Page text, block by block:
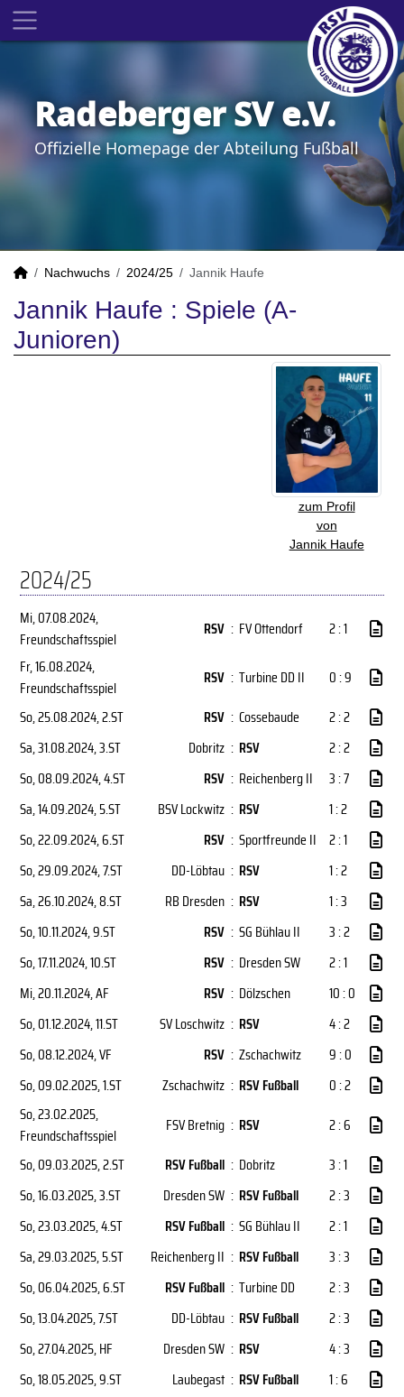
Radeberger SV e.V.
Offizielle Homepage der Abteilung Fußball
Nachwuchs 2024/25 Jannik Haufe
Jannik Haufe : Spiele (A-
Junioren)
zum Profil
von
Jannik Haufe
2024/25
Mi, 07.08.2024,
Freundschaftsspiel
RSV : FV Ottendorf
2 : 1
Fr, 16.08.2024,
Freundschaftsspiel
RSV : Turbine DD II
0 : 9
So, 25.08.2024, 2.ST RSV : Cossebaude
2 : 2
Sa, 31.08.2024, 3.ST Dobritz : RSV
2 : 2
So, 08.09.2024, 4.ST RSV : Reichenberg II
3 : 7
Sa, 14.09.2024, 5.ST BSV Lockwitz : RSV
1 : 2
So, 22.09.2024, 6.ST RSV : Sportfreunde II 2 : 1
So, 29.09.2024, 7.ST DD-Löbtau : RSV
1 : 2
Sa, 26.10.2024, 8.ST RB Dresden : RSV
1 : 3
So, 10.11.2024, 9.ST RSV : SG Bühlau II
3 : 2
So, 17.11.2024, 10.ST RSV : Dresden SW
2 : 1
Mi, 20.11.2024, AF RSV : Dölzschen
10 : 0
So, 01.12.2024, 11.ST SV Loschwitz : RSV
4 : 2
So, 08.12.2024, VF RSV : Zschachwitz
9 : 0
So, 09.02.2025, 1.ST Zschachwitz : RSV Fußball
0 : 2
So, 23.02.2025,
Freundschaftsspiel
FSV Bretnig : RSV
2 : 6
So, 09.03.2025, 2.ST RSV Fußball : Dobritz
3 : 1
So, 16.03.2025, 3.ST Dresden SW : RSV Fußball
2 : 3
So, 23.03.2025, 4.ST RSV Fußball : SG Bühlau II
2 : 1
Sa, 29.03.2025, 5.ST Reichenberg II : RSV Fußball
3 : 3
So, 06.04.2025, 6.ST RSV Fußball : Turbine DD
2 : 3
So, 13.04.2025, 7.ST DD-Löbtau : RSV Fußball
2 : 3
So, 27.04.2025, HF Dresden SW : RSV
4 : 3
So, 18.05.2025, 9.ST Laubegast : RSV Fußball
1 : 6